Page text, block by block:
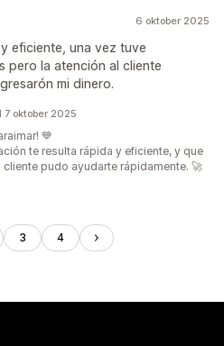
6 oktober 2025
eficiente, una vez tuve
pero la atención al cliente
mi dinero.
7 oktober 2025
💙
te resulta rápida y eficiente, y que
pudo ayudarte rápidamente. 🚀
3 4